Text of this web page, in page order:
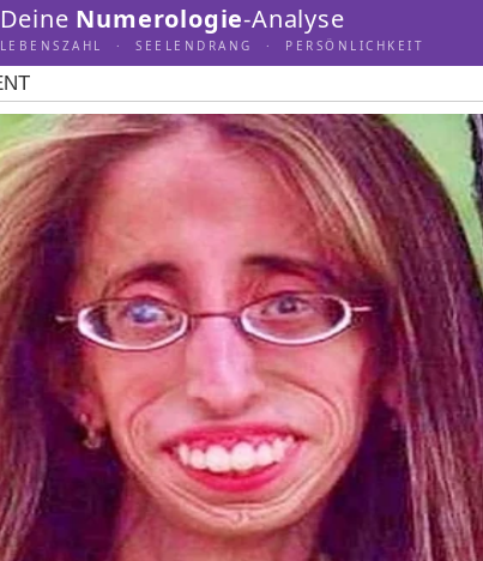
Deine Numerologie-Analyse
LEBENSZAHL · SEELENDRANG · PERSÖNLICHKEIT